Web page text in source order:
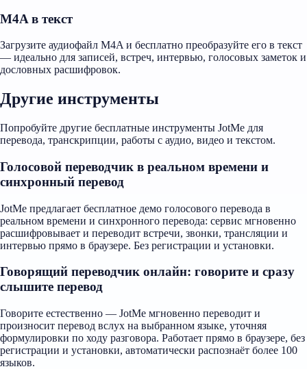
M4A в текст
Загрузите аудиофайл M4A и бесплатно преобразуйте его в текст
— идеально для записей, встреч, интервью, голосовых заметок и
дословных расшифровок.
Другие инструменты
Попробуйте другие бесплатные инструменты JotMe для
перевода, транскрипции, работы с аудио, видео и текстом.
Голосовой переводчик в реальном времени и
синхронный перевод
JotMe предлагает бесплатное демо голосового перевода в
реальном времени и синхронного перевода: сервис мгновенно
расшифровывает и переводит встречи, звонки, трансляции и
интервью прямо в браузере. Без регистрации и установки.
Говорящий переводчик онлайн: говорите и сразу
слышите перевод
Говорите естественно — JotMe мгновенно переводит и
произносит перевод вслух на выбранном языке, уточняя
формулировки по ходу разговора. Работает прямо в браузере, без
регистрации и установки, автоматически распознаёт более 100
языков.